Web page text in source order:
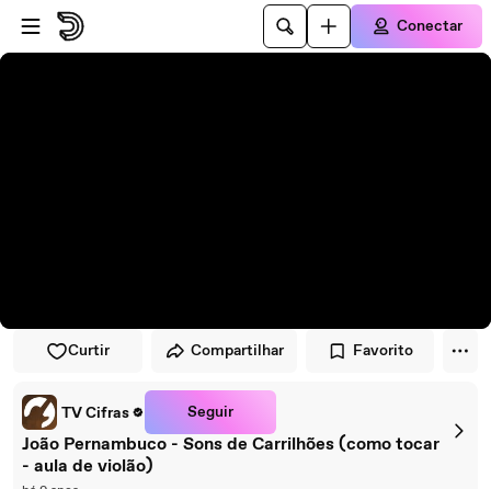
Pular para o player
Ir para o conteúdo principal
Conectar
Curtir Compartilhar Favorito
TV Cifras Seguir
João Pernambuco - Sons de Carrilhões (como tocar
- aula de violão)